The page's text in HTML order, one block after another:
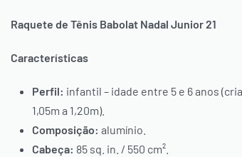
Raquete de Tênis Babolat Nadal Junior 21
Características
Perfil: infantil – idade entre 5 e 6 anos
1,05m a 1,20m).
Composição: alumínio.
Cabeça: 85 sq. in. / 550 cm².